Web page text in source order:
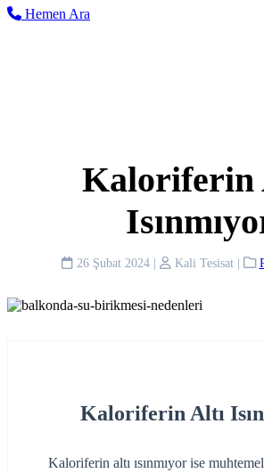
Hemen Ara
Kaloriferin
26 Şubat 2024| Kali Tesisat|
Kaloriferin Altı
Kaloriferin altı ısınmıyor ise